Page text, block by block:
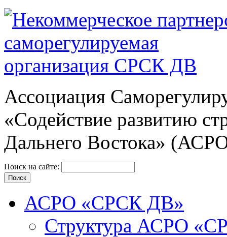
Ассоциация
«Содействие развитию
Дальнего Востока»
Поиск на сайте:
АСРО «СРСК ДВ»
Структура АСРО